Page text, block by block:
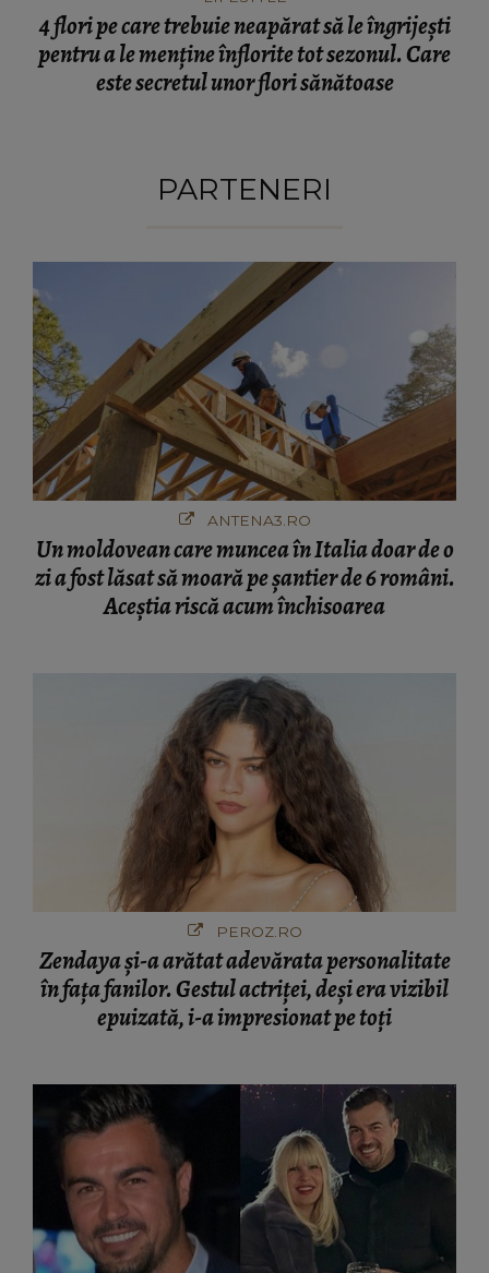
4 flori pe care trebuie neapărat să le îngrijești
pentru a le menține înflorite tot sezonul. Care
este secretul unor flori sănătoase
PARTENERI
ANTENA3.RO
Un moldovean care muncea în Italia doar de o
zi a fost lăsat să moară pe şantier de 6 români.
Aceștia riscă acum închisoarea
PEROZ.RO
Zendaya și-a arătat adevărata personalitate
în fața fanilor. Gestul actriței, deși era vizibil
epuizată, i-a impresionat pe toți